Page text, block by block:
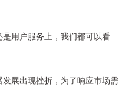
用户服务上，我们都可以看
展出现挫折，为了响应市场需